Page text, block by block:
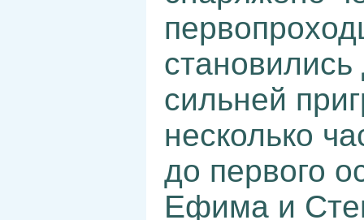
сильней
несколько
до первого
Ефима и